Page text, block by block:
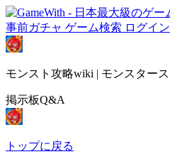
事前ガチャ ゲーム検索 ログイン
モンスト攻略wiki | モンスター
掲示板Q&A
トップに戻る